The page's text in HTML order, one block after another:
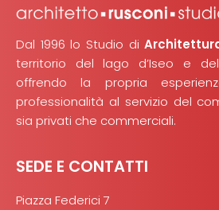
Dal 1996 lo Studio di
territorio del lago d’Iseo e
offrendo la propria
professionalità al servizio del
sia privati che commerciali.
SEDE E CONTATTI
Piazza Federici 7